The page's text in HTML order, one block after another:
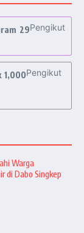
29Pengikut
1,000Pengikut
Warga
di Dabo Singkep